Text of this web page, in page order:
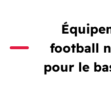
football
pour le